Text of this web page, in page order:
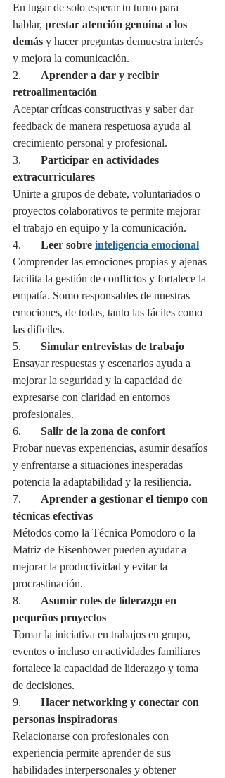
En lugar de solo esperar tu turno para
hablar, prestar atención genuina a los
demás y hacer preguntas demuestra interés
y mejora la comunicación.
2. Aprender a dar y recibir
retroalimentación
Aceptar críticas constructivas y saber dar
feedback de manera respetuosa ayuda al
crecimiento personal y profesional.
3. Participar en actividades
extracurriculares
Unirte a grupos de debate, voluntariados o
proyectos colaborativos te permite mejorar
el trabajo en equipo y la comunicación.
4. Leer sobre inteligencia emocional
Comprender las emociones propias y ajenas
facilita la gestión de conflictos y fortalece la
empatía. Somo responsables de nuestras
emociones, de todas, tanto las fáciles como
las difíciles.
5. Simular entrevistas de trabajo
Ensayar respuestas y escenarios ayuda a
mejorar la seguridad y la capacidad de
expresarse con claridad en entornos
profesionales.
6. Salir de la zona de confort
Probar nuevas experiencias, asumir desafíos
y enfrentarse a situaciones inesperadas
potencia la adaptabilidad y la resiliencia.
7. Aprender a gestionar el tiempo con
técnicas efectivas
Métodos como la Técnica Pomodoro o la
Matriz de Eisenhower pueden ayudar a
mejorar la productividad y evitar la
procrastinación.
8. Asumir roles de liderazgo en
pequeños proyectos
Tomar la iniciativa en trabajos en grupo,
eventos o incluso en actividades familiares
fortalece la capacidad de liderazgo y toma
de decisiones.
9. Hacer networking y conectar con
personas inspiradoras
Relacionarse con profesionales con
experiencia permite aprender de sus
habilidades interpersonales y obtener